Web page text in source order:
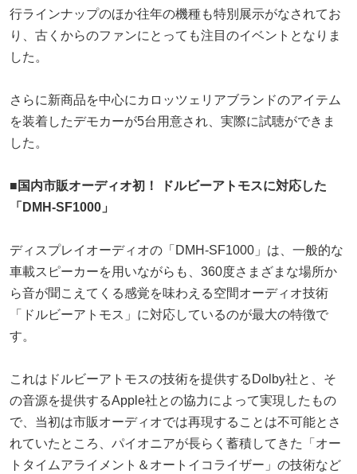
行ラインナップのほか往年の機種も特別展示がなされてお
り、古くからのファンにとっても注目のイベントとなりま
した。
さらに新商品を中心にカロッツェリアブランドのアイテム
を装着したデモカーが5台用意され、実際に試聴ができま
した。
■国内市販オーディオ初！ ドルビーアトモスに対応した
「DMH-SF1000」
ディスプレイオーディオの「DMH-SF1000」は、一般的な
車載スピーカーを用いながらも、360度さまざまな場所か
ら音が聞こえてくる感覚を味わえる空間オーディオ技術
「ドルビーアトモス」に対応しているのが最大の特徴で
す。
これはドルビーアトモスの技術を提供するDolby社と、そ
の音源を提供するApple社との協力によって実現したもの
で、当初は市販オーディオでは再現することは不可能とさ
れていたところ、パイオニアが長らく蓄積してきた「オー
トタイムアライメント＆オートイコライザー」の技術など